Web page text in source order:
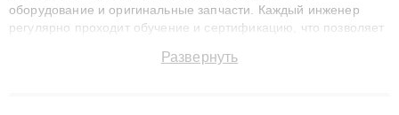
оборудование и оригинальные запчасти. Каждый инженер
регулярно проходит обучение и сертификацию, что позволяет
технику с сохранением гарантии до 3 лет. Наши мастера
Развернуть